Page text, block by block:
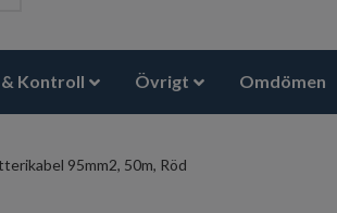
Kontroll Övrigt Omdömen
95mm2, 50m, Röd